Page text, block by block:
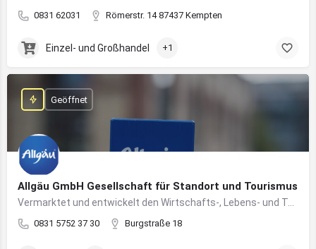
0831 62031 Römerstr. 14 87437 Kempten
Einzel- und Großhandel +1
Allgäu GmbH Gesellschaft für Standort und Tourismus
0831 5752 37 30 Burgstraße 18
Geöffnet